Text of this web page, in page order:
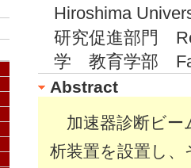
Hiroshima
研究促進部門
学 教育学部
Abstract
加速器診断ビー
析装置を設置し